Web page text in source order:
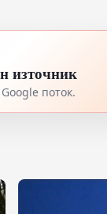
източник
поток.